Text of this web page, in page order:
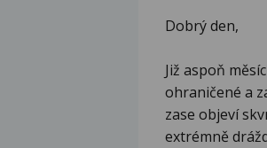
Dobrý den,
Již aspoň
ohraničené a
zase objeví
extrémně